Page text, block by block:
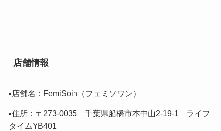
店舗情報
▪️店舗名：FemiSoin（フェミソワン）
▪️住所：〒273-0035 千葉県船橋市本中山2-19-1 ライフ
タイムYB401